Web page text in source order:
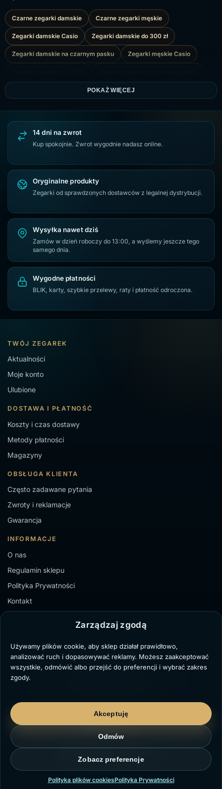
Zarządzaj zgodą
Używamy plików cookie, aby sklep działał prawidłowo,
analizować ruch i dopasowywać reklamy. Możesz zaakceptować
wszystkie, odmówić albo przejść do preferencji i wybrać zakres
zgody.
Akceptuję
Odmów
Zobacz preferencje
Polityka plików cookiesPolityka Prywatności
Czarne zegarki damskie Czarne zegarki męskie
Zegarki damskie Casio Zegarki damskie do 300 zł
Zegarki damskie na czarnym pasku Zegarki męskie Casio
Zegarki damskie na prezent Zegarki męskie na prezent
Zegarki damskie na mały nadgarstek
Zegarki damskie na pasku skórzanym
Zegarki damskie z dużą tarczą
Zegarki męskie na brązowym pasku Srebrne zegarki damskie
Zegarki damskie Giewont
Zegarek damski G.Rossi
Zegarek damski na białym pasku Zegarek męski G.Rossi
Złote zegarki męskie Niebieski zegarek damski na pasku
Zegarki damskie prostokątne Srebrne zegarki męskie
Zegarki damskie na brązowym pasku
Zegarki Citizen Eco-Drive
POKAŻ WIĘCEJ
14 dni na zwrot
Kup spokojnie. Zwrot wygodnie nadasz online.
Oryginalne produkty
Zegarki od sprawdzonych dostawców z legalnej dystrybucji.
Wysyłka nawet dziś
Zamów w dzień roboczy do 13:00, a wyślemy jeszcze tego
samego dnia.
Wygodne płatności
BLIK, karty, szybkie przelewy, raty i płatność odroczona.
TWÓJ ZEGAREK
Aktualności
Moje konto
Ulubione
DOSTAWA I PŁATNOŚĆ
Koszty i czas dostawy
Metody płatności
Magazyny
OBSŁUGA KLIENTA
Często zadawane pytania
Zwroty i reklamacje
Gwarancja
INFORMACJE
O nas
Regulamin sklepu
Polityka Prywatności
Kontakt
TZ Paweł Bochenek
NIP: 6431711329
Marii Dąbrowskiej 8/3,
© TWOJZEGAREK.EU 2023-2026